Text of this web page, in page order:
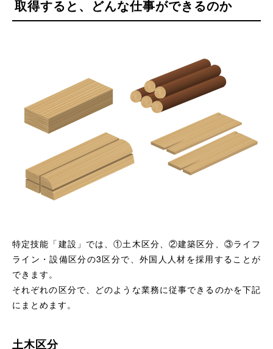
取得すると、どんな仕事ができるのか
特定技能「建設」では、①土木区分、②建築区分、③ライフ
ライン・設備区分の3区分で、外国人人材を採用することが
できます。
それぞれの区分で、どのような業務に従事できるのかを下記
にまとめます。
土木区分